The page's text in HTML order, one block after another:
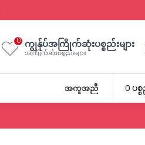
ကျွန်ုပ်အကြိုက်ဆုံးပစ္စည်းများ
အကြိုက်ဆုံးပစ္စည်းများ
0
အကူအညီ 0 ပစ္